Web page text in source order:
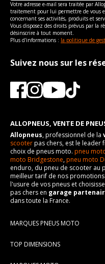
Votre adresse e-mail sera traitée par
traitement pour lui permettre de vous
concernant ses activités, produits et
Vous disposez des droits prévus par la
désinscrire à tout moment.
Plus d'informations : la politique de
Suivez nous sur les
ALLOPNEUS, VENTE DE
Allopneus, professionnel de la
scooterpas chers, est le leader
choix de pneus moto. pneu
moto Bridgestone,pneu moto
enduro, du pneu de scooter au
meilleur tarif de nos
l'usure de vos pneus et
pas chers en garage
dans toute la France.
MARQUES PNEUS MOTO
TOP DIMENSIONS